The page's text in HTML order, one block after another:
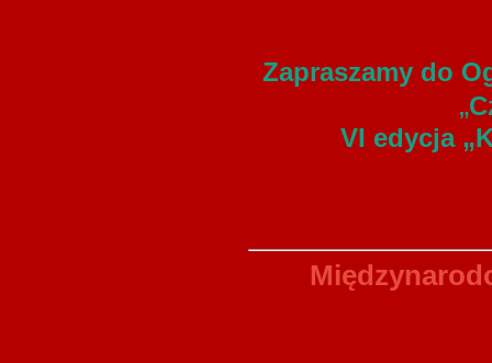
Zapraszamy do
„
VI edycja